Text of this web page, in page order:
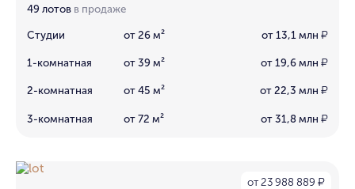
49 лотов в продаже
Студии от 26 м² от 13,1 млн ₽
1-комнатная от 39 м² от 19,6 млн ₽
2-комнатная от 45 м² от 22,3 млн ₽
3-комнатная от 72 м² от 31,8 млн ₽
от 23 988 889 ₽